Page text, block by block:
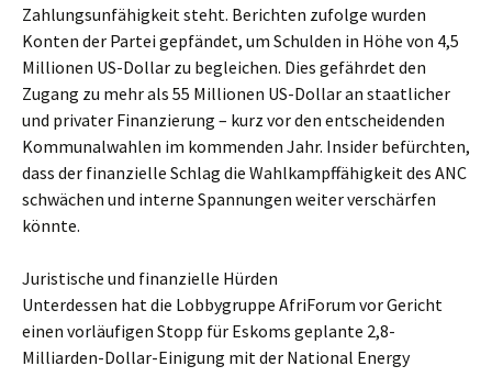
Zahlungsunfähigkeit steht. Berichten zufolge wurden
Konten der Partei gepfändet, um Schulden in Höhe von 4,5
Millionen US-Dollar zu begleichen. Dies gefährdet den
Zugang zu mehr als 55 Millionen US-Dollar an staatlicher
und privater Finanzierung – kurz vor den entscheidenden
Kommunalwahlen im kommenden Jahr. Insider befürchten,
dass der finanzielle Schlag die Wahlkampffähigkeit des ANC
schwächen und interne Spannungen weiter verschärfen
könnte.
Juristische und finanzielle Hürden
Unterdessen hat die Lobbygruppe AfriForum vor Gericht
einen vorläufigen Stopp für Eskoms geplante 2,8-
Milliarden-Dollar-Einigung mit der National Energy